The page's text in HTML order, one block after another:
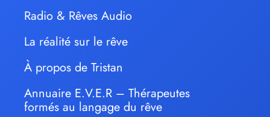
Radio & Rêves Audio
La réalité sur le rêve
À propos de Tristan
Annuaire E.V.E.R – Thérapeutes
formés au langage du rêve